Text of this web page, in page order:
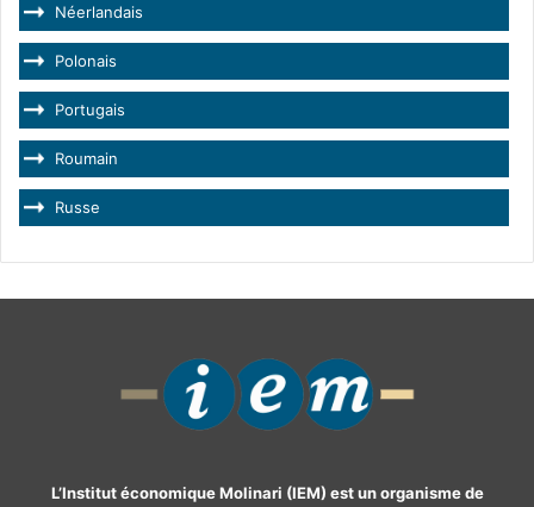
Néerlandais
Polonais
Portugais
Roumain
Russe
L’Institut économique Molinari (IEM) est un organisme de